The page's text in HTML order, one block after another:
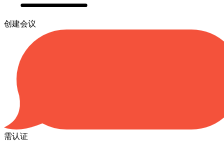
创建会议
需认证